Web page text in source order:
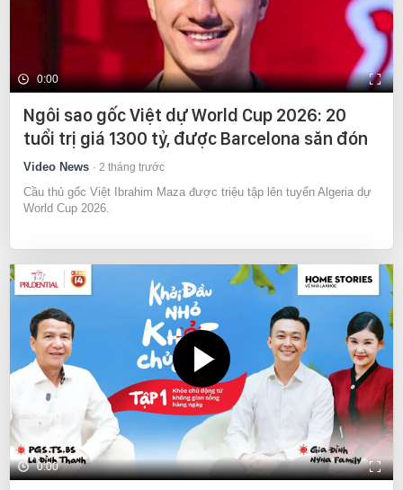
0:00
Ngôi sao gốc Việt dự World Cup 2026: 20
tuổi trị giá 1300 tỷ, được Barcelona săn đón
Video News 2 tháng trước
Cầu thủ gốc Việt Ibrahim Maza được triệu tập lên tuyển Algeria dự
World Cup 2026.
0:00